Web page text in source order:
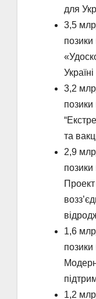
для
3,5
3,2
та
2,9
1,6
1,2